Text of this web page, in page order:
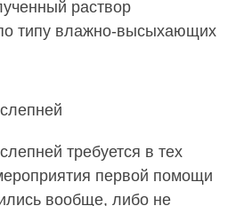
раствор
типу влажно-высыхающих
требуется в тех
первой помощи
вообще, либо не